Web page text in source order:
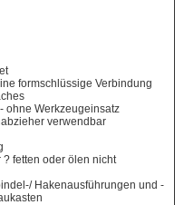
formschlüssige Verbindung
ohne Werkzeugeinsatz
verwendbar
fetten oder ölen nicht
Hakenausführungen und -